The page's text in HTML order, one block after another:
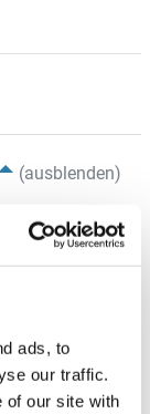
ads, to
our traffic.
of our site with
(ausblenden)